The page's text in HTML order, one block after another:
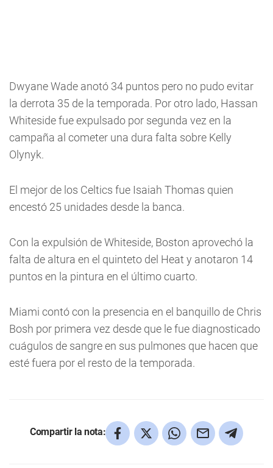
Dwyane Wade anotó 34 puntos pero no pudo evitar
la derrota 35 de la temporada. Por otro lado, Hassan
Whiteside fue expulsado por segunda vez en la
campaña al cometer una dura falta sobre Kelly
Olynyk.
El mejor de los Celtics fue Isaiah Thomas quien
encestó 25 unidades desde la banca.
Con la expulsión de Whiteside, Boston aprovechó la
falta de altura en el quinteto del Heat y anotaron 14
puntos en la pintura en el último cuarto.
Miami contó con la presencia en el banquillo de Chris
Bosh por primera vez desde que le fue diagnosticado
cuágulos de sangre en sus pulmones que hacen que
esté fuera por el resto de la temporada.
Compartir la nota: